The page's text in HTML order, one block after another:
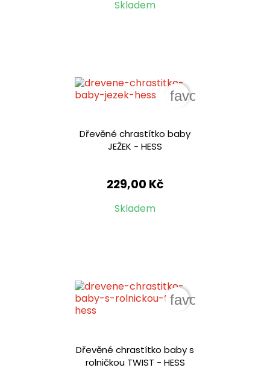
Skladem
Dřevěné chrastítko baby
JEŽEK - HESS
229,00 Kč
Skladem
favorite_border
Dřevěné chrastítko baby s
rolničkou TWIST - HESS
favorite_border